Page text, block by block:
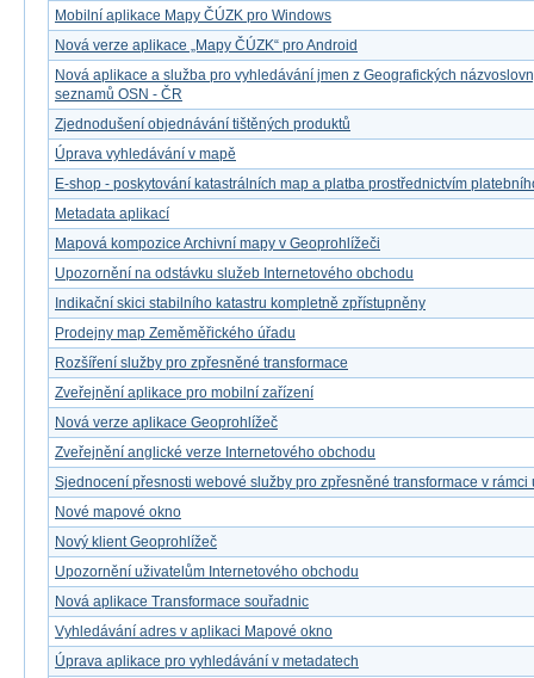
Mobilní aplikace Mapy ČÚZK pro Windows
Nová verze aplikace „Mapy ČÚZK“ pro Android
Nová aplikace a služba pro vyhledávání jmen z Geografických
seznamů OSN - ČR
Zjednodušení objednávání tištěných produktů
Úprava vyhledávání v mapě
E-shop - poskytování katastrálních map a platba prostřednictvím
Metadata aplikací
Mapová kompozice Archivní mapy v Geoprohlížeči
Upozornění na odstávku služeb Internetového obchodu
Indikační skici stabilního katastru kompletně zpřístupněny
Prodejny map Zeměměřického úřadu
Rozšíření služby pro zpřesněné transformace
Zveřejnění aplikace pro mobilní zařízení
Nová verze aplikace Geoprohlížeč
Zveřejnění anglické verze Internetového obchodu
Sjednocení přesnosti webové služby pro zpřesněné transformace v rámci
Nové mapové okno
Nový klient Geoprohlížeč
Upozornění uživatelům Internetového obchodu
Nová aplikace Transformace souřadnic
Vyhledávání adres v aplikaci Mapové okno
Úprava aplikace pro vyhledávání v metadatech